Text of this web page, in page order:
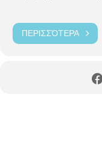
ΠΕΡΙΣΣΌΤΕΡΑ